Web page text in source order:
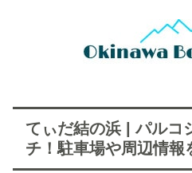
てぃだ結の浜 | パルコ
チ！駐車場や周辺情報